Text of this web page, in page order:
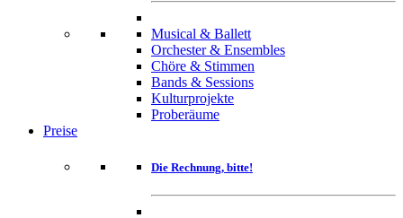
Musical & Ballett
Orchester & Ensembles
Chöre & Stimmen
Bands & Sessions
Kulturprojekte
Proberäume
Preise
Die Rechnung, bitte!